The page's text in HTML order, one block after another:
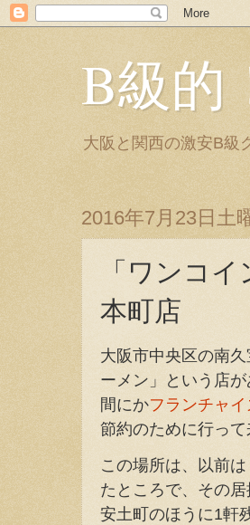
B級的
大阪と関西の激安B級
2016年7月23日土
「ワンコ
本町店
大阪市中央区の南
ーメン」という店
間にかフランチャ
節約のために行って
この場所は、以前
たところで、その
安土町のほうに1軒